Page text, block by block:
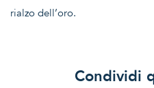
rialzo dell’oro.
Condividi